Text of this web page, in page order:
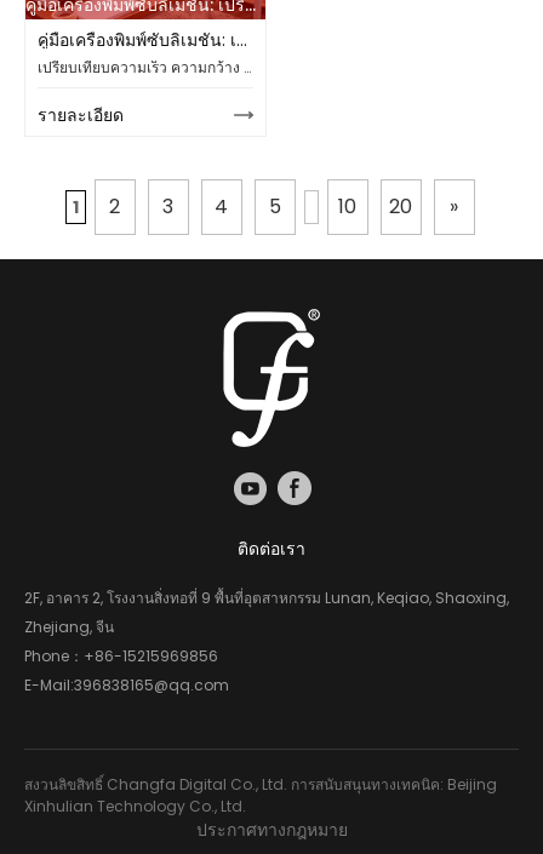
คู่มือเครื่องพิมพ์ซับลิเมชั่น: เปรียบเทียบความเร็ว ความกว้าง และค่าบำรุงรักษา
คู่มือเครื่องพิมพ์ซับลิเมชั่น: เปรียบเทียบความเร็ว ความกว้าง และค่าบำรุงรักษา
เปรียบเทียบความเร็ว ความกว้าง และต้นทุนการบำรุงรักษาของเครื่องพิมพ์ซับลิเมชั่นสำหรับสิ่งทอ ป้ายโฆษณา และผู้ซื้อจำนวนมากที่เลือกใช้รุ่น CF วัสดุสิ้นเปลือง และตัวเลือกการสนับสนุนต่างๆ
รายละเอียด
1 2 3 4 5 10 20 »
ติดต่อเรา
2F, อาคาร 2, โรงงานสิ่งทอที่ 9 พื้นที่อุตสาหกรรม Lunan, Keqiao, Shaoxing,
Zhejiang, จีน
Phone： +86-15215969856
E-Mail:396838165@qq.com
สงวนลิขสิทธิ์ Changfa Digital Co., Ltd. การสนับสนุนทางเทคนิค: Beijing
Xinhulian Technology Co., Ltd.
ประกาศทางกฎหมาย